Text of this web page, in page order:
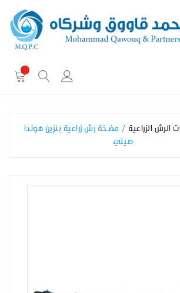
0
الرش الزراعية
مضخة رش زراعية بنزين هوندا
صيني